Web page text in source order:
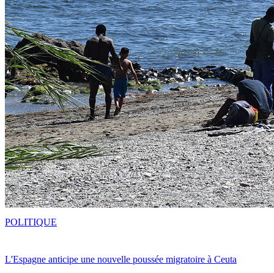
L'Espagne anticipe une nouvelle poussée migratoire à Ceuta
POLITIQUE